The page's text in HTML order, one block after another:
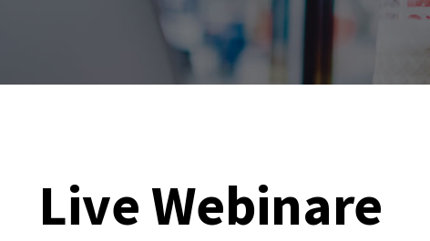
Live Webinare